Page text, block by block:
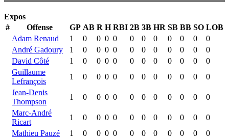
Expos
#
Offense GP AB R H RBI 2B 3B HR SB BB SO LOB
Adam Renaud
1 0 0 0 0 0 0 0 0 0 0
0
André Gadoury
1 0 0 0 0 0 0 0 0 0 0
0
David Côté
1 0 0 0 0 0 0 0 0 0 0
0
Guillaume
Lefrançois
1 0 0 0 0 0 0 0 0 0 0
0
Jean-Denis
Thompson
1 0 0 0 0 0 0 0 0 0 0
0
Marc-André
Ricart
1 0 0 0 0 0 0 0 0 0 0
0
Mathieu Pauzé
1 0 0 0 0 0 0 0 0 0 0
0